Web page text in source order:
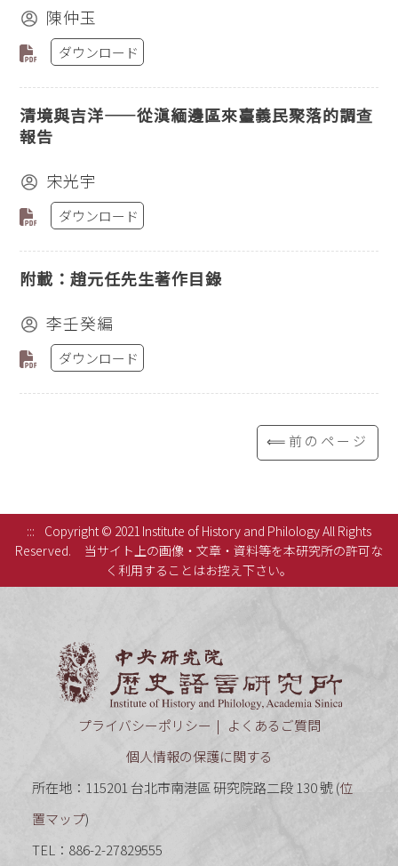
陳仲玉
ダウンロード
清境與吉洋——從滇緬邊區來臺義民聚落的調查
報告
宋光宇
ダウンロード
附載：趙元任先生著作目錄
李壬癸編
ダウンロード
⟸前のページ
:::
Copyright © 2021 Institute of History and Philology All Rights
Reserved.
当サイト上の画像・文章・資料等を本研究所の許可な
く利用することはお控え下さい。
プライバシーポリシー
よくあるご質問
個人情報の保護に関する
所在地：115201 台北市南港區 研究院路二段 130 號 (位
置マップ)
TEL：886-2-27829555